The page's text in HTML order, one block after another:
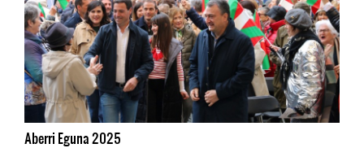
Aberri Eguna 2025